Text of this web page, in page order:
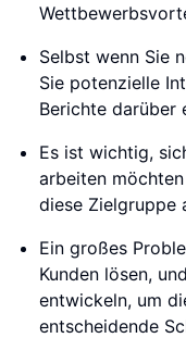
Selbst wenn Sie
Sie potenzielle
Berichte darüber
Es ist wichtig,
arbeiten
diese Zielgruppe
Ein großes
Kunden lösen,
entwickeln, um
entscheidende